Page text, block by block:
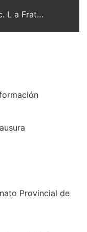
Roberto Balleis_Pres. Asoc. L a Fraternal_Baile familiar_15-03-10_web.mp3
Provincial de